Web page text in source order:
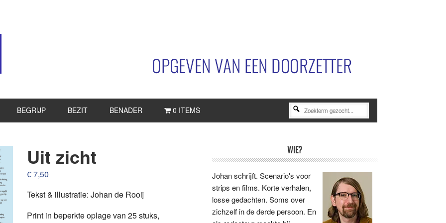
BEGRIJP BEZIT BENADER 0 ITEMS Zoekterm
gezocht...
Uit zicht
€7,50
Tekst & illustratie: Johan de Rooij
Print in beperkte oplage van 25 stuks,
Sidebar
WIE?
Johan schrijft. Scenario's voor
strips en films. Korte verhalen,
losse gedachten. Soms over
zichzelf in de derde persoon. En